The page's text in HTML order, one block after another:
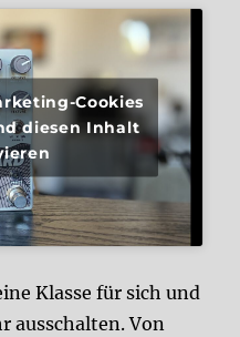
Cookies
diesen Inhalt
Klasse für sich und
ausschalten. Von